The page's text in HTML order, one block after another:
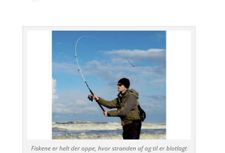
Fiskene er helt der oppe, hvor stranden af og til er blotlagt